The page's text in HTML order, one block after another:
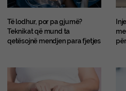
Të lodhur, por pa gjumë?
Teknikat që mund ta
qetësojnë mendjen para fjetjes